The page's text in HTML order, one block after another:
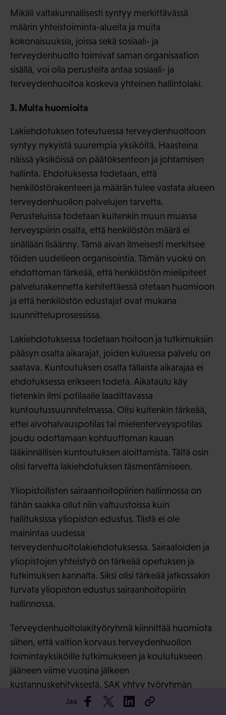
Mikäli valtakunnallisesti syntyy merkittävässä
määrin yhteistoiminta-alueita ja muita
kokonaisuuksia, joissa sekä sosiaali- ja
terveydenhuolto toimivat saman organisaation
sisällä, voi olla perusteita antaa sosiaali- ja
terveydenhuoltoa koskeva yhteinen hallintolaki.
3. Muita huomioita
Lakiehdotuksen toteutuessa terveydenhuoltoon
syntyy nykyistä suurempia yksiköitä. Haasteina
näissä yksiköissä on päätöksenteon ja johtamisen
hallinta. Ehdotuksessa todetaan, että
henkilöstörakenteen ja määrän tulee vastata alueen
terveydenhuollon palvelujen tarvetta.
Perusteluissa todetaan kuitenkin muun muassa
terveyspiirin osalta, että henkilöstön määrä ei
sinällään lisäänny. Tämä aivan ilmeisesti merkitsee
töiden uudelleen organisointia. Tämän vuoksi on
ehdottoman tärkeää, että henkilöstön mielipiteet
palvelurakennetta kehitettäessä otetaan huomioon
ja että henkilöstön edustajat ovat mukana
suunnitteluprosessissa.
Lakiehdotuksessa todetaan hoitoon ja tutkimuksiin
pääsyn osalta aikarajat, joiden kuluessa palvelu on
saatava. Kuntoutuksen osalta tällaista aikarajaa ei
ehdotuksessa erikseen todeta. Aikataulu käy
tietenkin ilmi potilaalle laadittavassa
kuntoutussuunnitelmassa. Olisi kuitenkin tärkeää,
ettei aivohalvauspotilas tai mielenterveyspotilas
joudu odottamaan kohtuuttoman kauan
lääkinnällisen kuntoutuksen aloittamista. Tältä osin
olisi tarvetta lakiehdotuksen täsmentämiseen.
Yliopistollisten sairaanhoitopiirien hallinnossa on
tähän saakka ollut niin valtuustoissa kuin
hallituksissa yliopiston edustus. Tästä ei ole
mainintaa uudessa
terveydenhuoltolakiehdotuksessa. Sairaaloiden ja
yliopistojen yhteistyö on tärkeää opetuksen ja
tutkimuksen kannalta. Siksi olisi tärkeää jatkossakin
turvata yliopiston edustus sairaanhoitopiirin
hallinnossa.
Terveydenhuoltolakityöryhmä kiinnittää huomiota
siihen, että valtion korvaus terveydenhuollon
toimintayksiköille tutkimukseen ja koulutukseen
jääneen viime vuosina jälkeen
kustannuskehityksestä. SAK yhtyy työryhmän
näkemykseen siitä, että opetuksesta koituneet
Jaa